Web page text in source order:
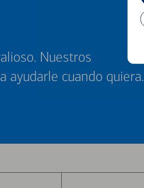
Nuestros
ayudarle cuando quiera.